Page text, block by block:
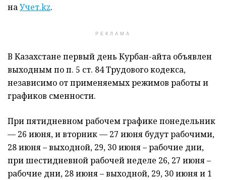
наУчет.kz.
РЕКЛАМА
В Казахстане первый день Курбан-айта объявлен
выходным по п. 5 ст. 84 Трудового кодекса,
независимо от применяемых режимов работы и
графиков сменности.
При пятидневном рабочем графике понедельник
— 26 июня, и вторник — 27 июня будут рабочими,
28 июня – выходной, 29, 30 июня – рабочие дни,
при шестидневной рабочей неделе 26, 27 июня –
рабочие дни, 28 июня – выходной, 29, 30 июня и 1